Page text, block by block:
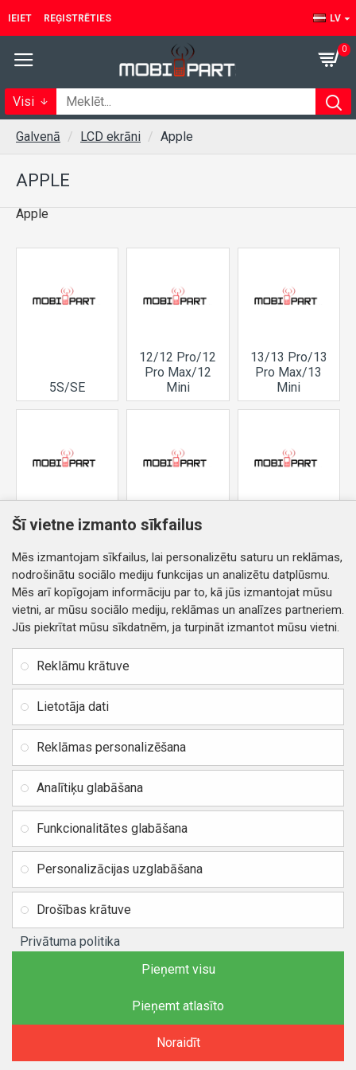
IEIET REĢISTRĒTIES LV
0
Visi
Galvenā LCD ekrāni Apple
APPLE
Apple
5S/SE
12/12 Pro/12
Pro Max/12
Mini
13/13 Pro/13
Pro Max/13
Mini
14/14
Plus/14
Pro/14 Pro
Max
15/15
Plus/15
Pro/15 Pro
Max
Pro/16 Pro
Max
Kontakti
Distances līgums
Privātuma politika
Preču un naudas atgriešana
Piegādes un apmaksa
Vietnes karte
Rekvizīti
Jur. adrese: Zasulauka iela
Reģ. Nr. 40103717618,
BIC / SWIFT: HABALV22
TEl.: +371 20219155
E-pasts:info@mobipart.eu
Autortiesības © 2021, MOBIPART.EU, Visas tiesības aizsargātas
Šī vietne izmanto sīkfailus
Mēs izmantojam sīkfailus, lai personalizētu saturu un reklāmas,
nodrošinātu sociālo mediju funkcijas un analizētu datplūsmu.
Mēs arī kopīgojam informāciju par to, kā jūs izmantojat mūsu
vietni, ar mūsu sociālo mediju, reklāmas un analīzes partneriem.
Jūs piekrītat mūsu sīkdatnēm, ja turpināt izmantot mūsu vietni.
Reklāmu krātuve
Lietotāja dati
Reklāmas personalizēšana
Analītiķu glabāšana
Funkcionalitātes glabāšana
Personalizācijas uzglabāšana
Drošības krātuve
Privātuma politika
Pieņemt visu
Pieņemt atlasīto
Noraidīt